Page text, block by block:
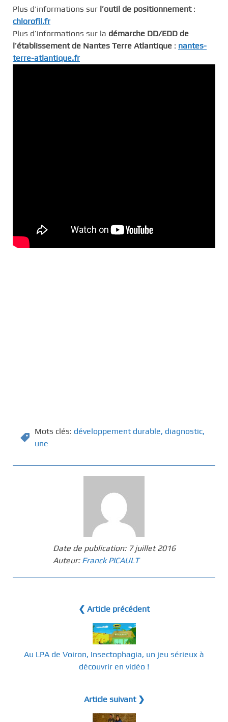
Plus d’informations sur l’outil de positionnement:
chlorofil.fr
Plus d’informations sur la démarche DD/EDD de
l’établissement de Nantes Terre Atlantique : nantes-
terre-atlantique.fr
Mots clés: développement durable, diagnostic,
une
Date de publication: 7 juillet 2016
Auteur: Franck PICAULT
❮ Article précédent
Au LPA de Voiron, Insectophagia, un jeu sérieux à
découvrir en vidéo !
Article suivant ❯